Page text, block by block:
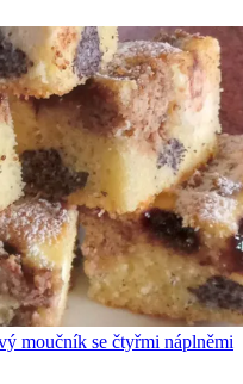
moučník se čtyřmi náplněmi